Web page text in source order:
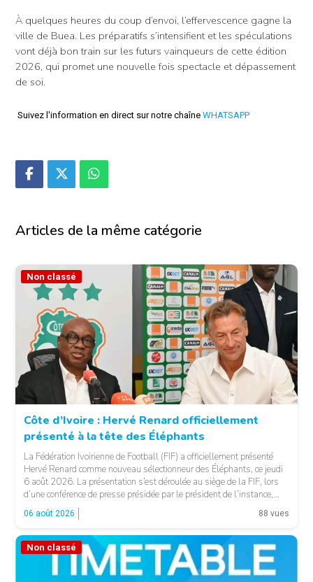
À quelques heures du coup d’envoi, l’effervescence gagne la
ville de Buea. Les préparatifs s’intensifient et les spéculations
vont déjà bon train sur les futurs vainqueurs de cette édition
2026, qui promet une nouvelle fois spectacle et dépassement
de soi.
Suivez l'information en direct sur notre chaîne WHATSAPP
Articles de la même catégorie
© FIF
Non classé
Côte d’Ivoire : Hervé Renard officiellement
présenté à la tête des Éléphants
La Fédération Ivoirienne de Football (FIF) a officiellement présenté
Hervé Renard comme nouveau sélectionneur des Éléphants, ce jeudi
6 août 2026. La présentation s’est déroulée au siège de la FIF, lors
d’une conférence de presse présidée par le président de l’instance,
Yacine Idriss Diallo, en présence de plusieurs membres du Comité
exécutif. Cette nomination intervient […]
06 août 2026 88 vues
Non classé